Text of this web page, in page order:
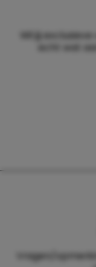
Wil jij
echt wat
Vragen/